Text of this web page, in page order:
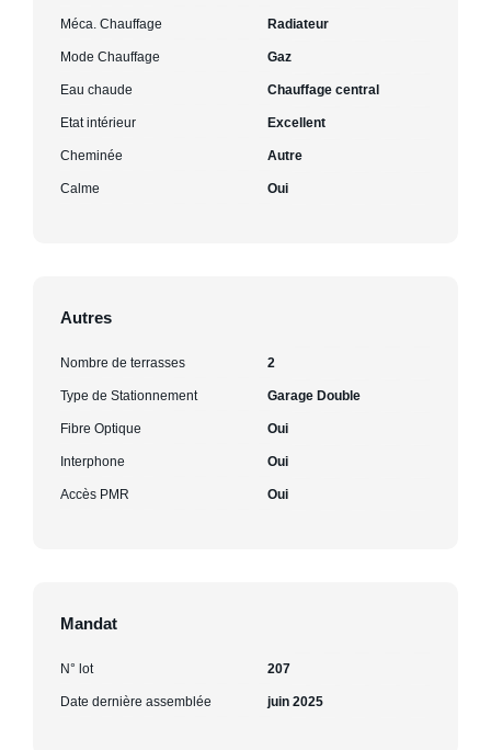
Méca. Chauffage Radiateur
Mode Chauffage Gaz
Eau chaude Chauffage central
Etat intérieur Excellent
Cheminée Autre
Calme Oui
Autres
Nombre de terrasses 2
Type de Stationnement Garage Double
Fibre Optique Oui
Interphone Oui
Accès PMR Oui
Mandat
N° lot 207
Date dernière assemblée juin 2025